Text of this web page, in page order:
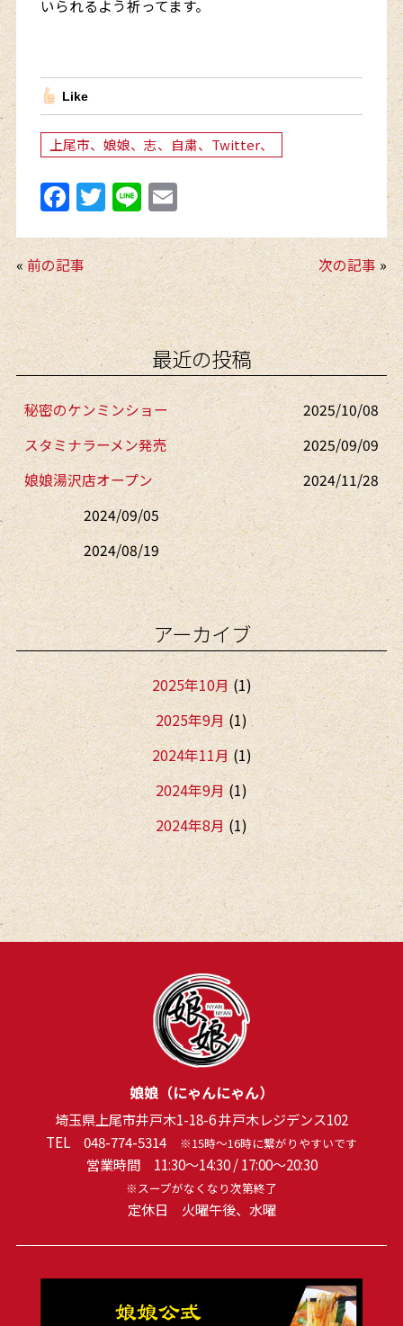
いられるよう祈ってます。
Like
上尾市、娘娘、志、自粛、Twitter、
F
a
c
e
b
o
o
k
T
w
itt
er
Li
n
e
E
ai
l
«前の記事 次の記事»
最近の投稿
秘密のケンミンショー
2025/10/08
スタミナラーメン発売
2025/09/09
娘娘湯沢店オープン
2024/11/28
2024/09/05
2024/08/19
アーカイブ
2025年10月 (1)
2025年9月 (1)
2024年11月(1)
2024年9月(1)
2024年8月 (1)
2024年5月(2)
2024年1月(2)
2023年12月(1)
2023年1月(1)
2022年12月(1)
2022年11月
2022年10月
(1)
2022年7月(1)
2022年5月(1)
2022年3月(1)
2022年1月(1)
2021年12月(1)
2021年10月
娘娘（にゃんにゃん）
埼玉県上尾市井戸木1-18-6 井戸木レジデンス102
TEL 048-774-5314 ※15時～16時に繋がりやすいです
営業時間 11:30～14:30 / 17:00～20:30
※スープがなくなり次第終了
定休日 火曜午後、水曜